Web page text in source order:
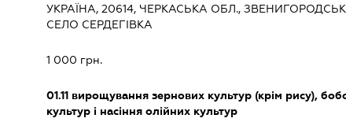
УКРАЇНА, 20614, ЧЕРКАСЬКА ОБЛ.,
СЕЛО СЕРДЕГІВКА
1 000 грн.
01.11 вирощування зернових культур (крім рису),
культур і насіння олійних культур